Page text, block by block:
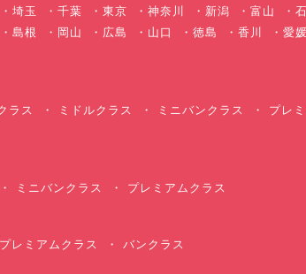
埼玉 千葉 東京 神奈川 新潟 富山
島根 岡山 広島 山口 徳島 香川 愛媛
ラス ミドルクラス ミニバンクラス プレ
ミニバンクラス プレミアムクラス
プレミアムクラス バンクラス